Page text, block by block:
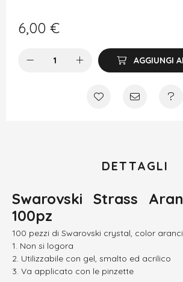
6,00 €
AGGIUNGI
DETTAGLI
Swarovski Strass
100pz
100 pezzi di Swarovski crystal, color
Non si logora
Utilizzabile con gel, smalto ed acrilico
Va applicato con le pinzette